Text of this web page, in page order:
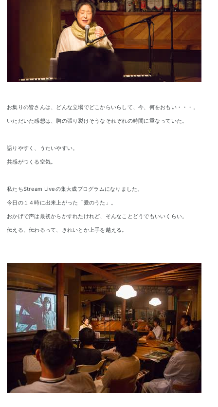
お集りの皆さんは、どんな立場でどこからいらして、今、何をおもい・・・。
いただいた感想は、胸の張り裂けそうなそれぞれの時間に重なっていた。
語りやすく、うたいやすい。
共感がつくる空気。
私たちStream Liveの集大成プログラムになりました。
今日の１４時に出来上がった「愛のうた」。
おかげで声は最初からかすれたけれど、そんなことどうでもいいくらい。
伝える、伝わるって、きれいとか上手を越える。